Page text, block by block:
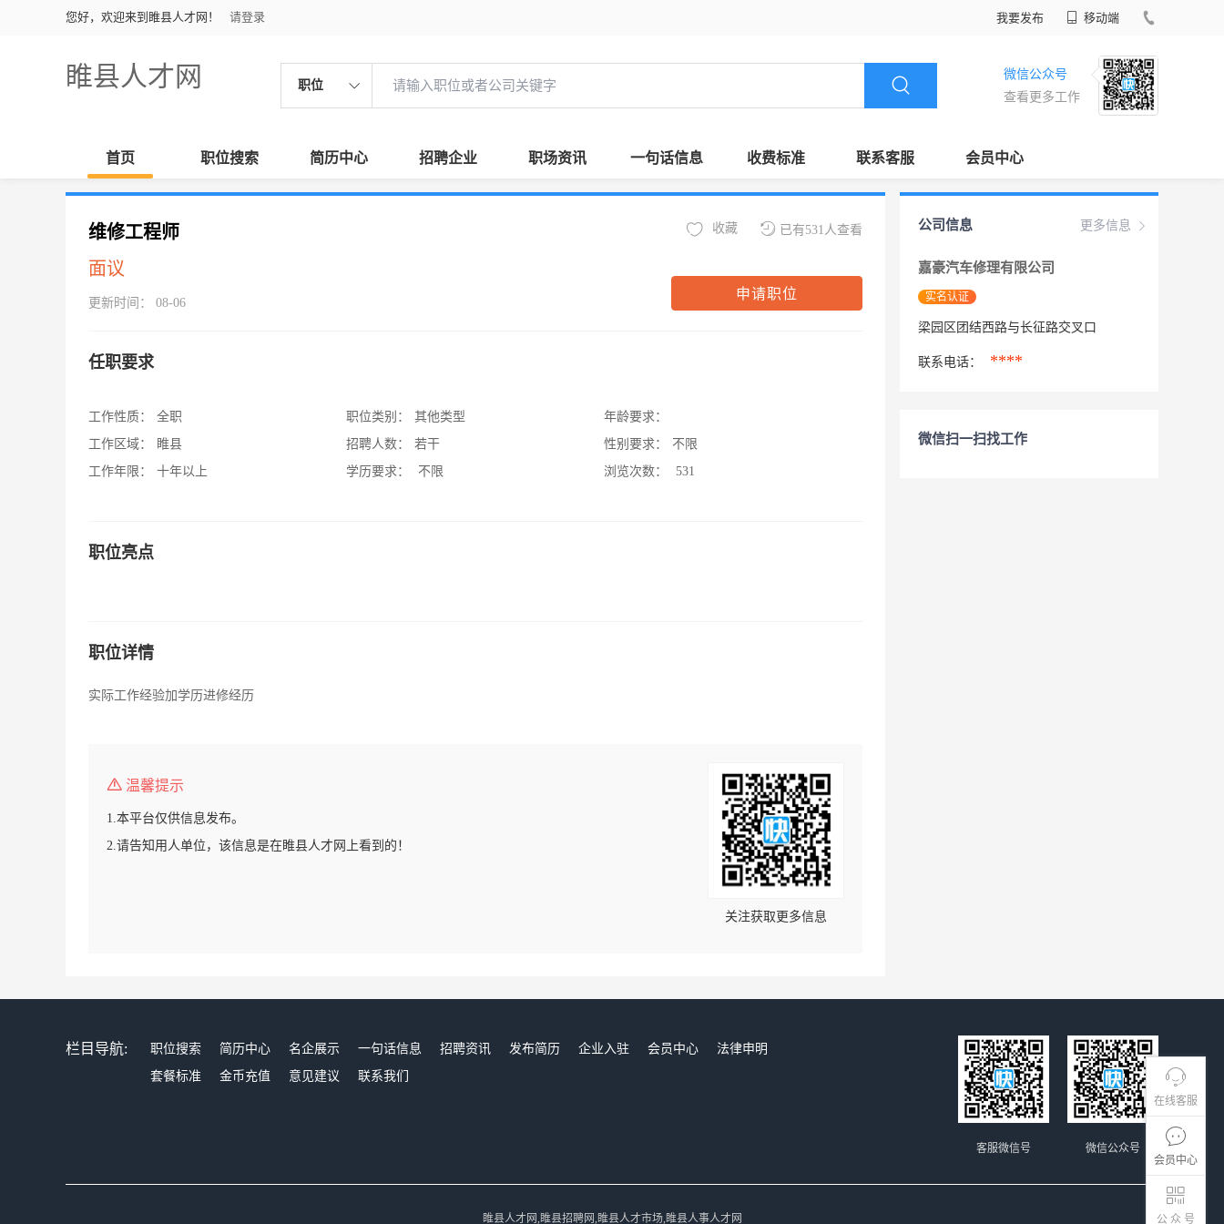
您好，欢迎来到睢县人才网！ 请登录 我要发布 移动端
睢县人才网 职位
微信公众号
查看更多工作
首页 职位搜索 简历中心 招聘企业 职场资讯 一句话信息 收费标准 联系客服 会员中心
在线客服
会员中心
公 众 号
维修工程师
面议
更新时间： 08-06
已有531人查看
收藏
申请职位
任职要求
工作性质：
全职
工作区域：
睢县
工作年限：
十年以上
职位类别：
其他类型
招聘人数：
若干
学历要求：
不限
年龄要求：
性别要求：
不限
浏览次数：
531
职位亮点
职位详情
实际工作经验加学历进修经历
温馨提示
1.本平台仅供信息发布。
2.请告知用人单位，该信息是在睢县人才网上看到的！
关注获取更多信息
更多信息
公司信息
嘉豪汽车修理有限公司
实名认证
梁园区团结西路与长征路交叉口
联系电话： ****
微信扫一扫找工作
栏目导航: 职位搜索 简历中心 名企展示 一句话信息 招聘资讯 发布简历 企业入驻 会员中心
法律申明
套餐标准
金币充值 意见建议 联系我们
微信公众号
客服微信号
睢县人才网,睢县招聘网,睢县人才市场,睢县人事人才网